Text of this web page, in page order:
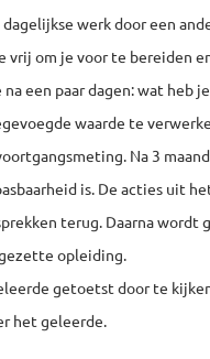
werk door een
vrij om je voor te bereiden
een paar dagen: wat heb
waarde te
Na 3
is. De acties uit
terug. Daarna wordt
opleiding.
getoetst door te
het geleerde.